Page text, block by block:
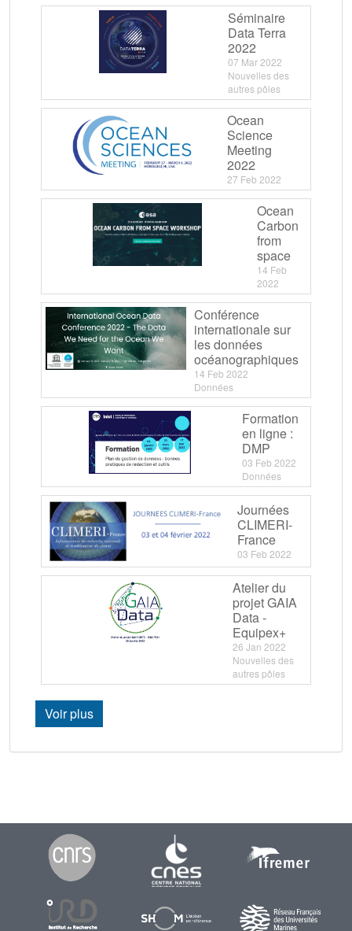
Séminaire
Data Terra
2022
07 Mar 2022
Nouvelles des
autres pôles
Ocean
Science
Meeting
2022
27 Feb 2022
Ocean
Carbon
from
space
14 Feb
2022
Conférence
internationale sur
les données
océanographiques
14 Feb 2022
Données
Formation
en ligne :
DMP
03 Feb 2022
Données
Journées
CLIMERI-
France
03 Feb 2022
Atelier du
projet GAIA
Data -
Equipex+
26 Jan 2022
Nouvelles des
autres pôles
Voir plus